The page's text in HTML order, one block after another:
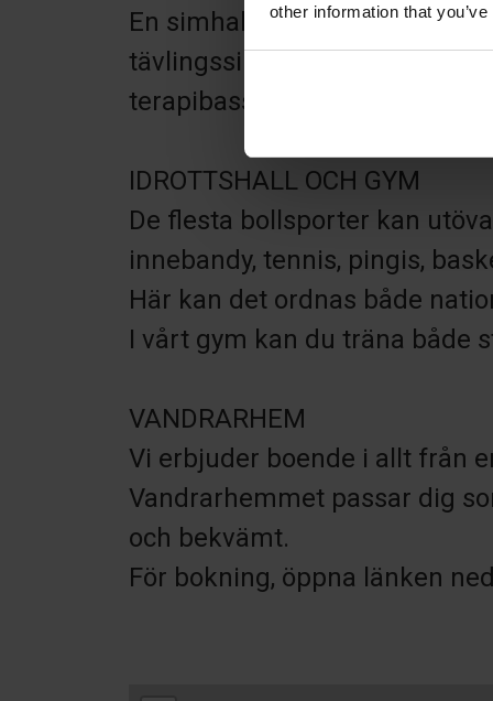
other information that
En simhall som passar både
tävlingssimning. I simhallen
terapibassäng och bastu.
IDROTTSHALL OCH GYM
De flesta bollsporter kan
innebandy, tennis, pingis,
Här kan det ordnas både
I vårt gym kan du träna både
VANDRARHEM
Vi erbjuder boende i allt från
Vandrarhemmet passar dig
och bekvämt.
För bokning, öppna länken